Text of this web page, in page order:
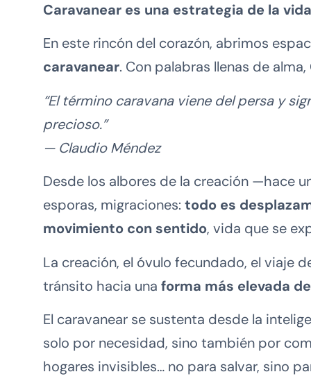
Caravanear es una estrategia de la
En este rincón del corazón, abrimos
caravanear. Con palabras llenas de
“El término caravana viene del persa y
precioso.”
— Claudio Méndez
Desde los albores de la creación —hace
esporas, migraciones: todo es
movimiento con sentido, vida que se
La creación, el óvulo fecundado, el viaje
tránsito hacia una forma más elevada
El caravanear se sustenta desde la
solo por necesidad, sino también por
hogares invisibles… no para salvar, sino